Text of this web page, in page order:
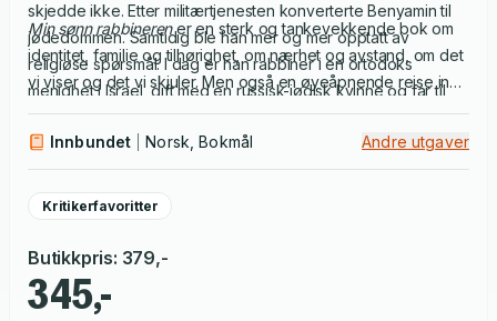
skjedde ikke. Etter militærtjenesten konverterte Benyamin til
jødedommen. Samtidig ble han mer og mer opptatt av
religiøse spørsmål. I dag er han rabbiner i en ortodoks
menighet i Israel, gift med en russisk-jødisk kvinne og far til
seks barn.
Min sønn rabbinerener en sterk og tankevekkende bok om
identitet, familie og tilhørighet, om nærhet og avstand, om det
vi viser og det vi skjuler. Men også en øyeåpnende reise inn i
historien til familien hans i Israel si oss om jødisk virkelighet?
Innbundet Norsk, Bokmål Andre utgaver
Kritikerfavoritter
Butikkpris: 379,-
345,-